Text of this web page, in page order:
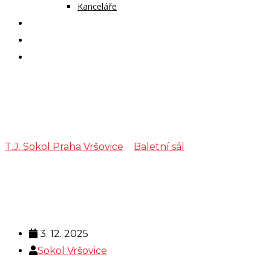
Kanceláře
T.J. Sokol Praha Vršovice Baletní sál
3. 12. 2025
Sokol Vršovice